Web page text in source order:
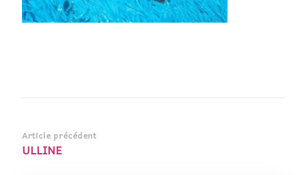
Navigation
d’article
Article précédent
ULLINE